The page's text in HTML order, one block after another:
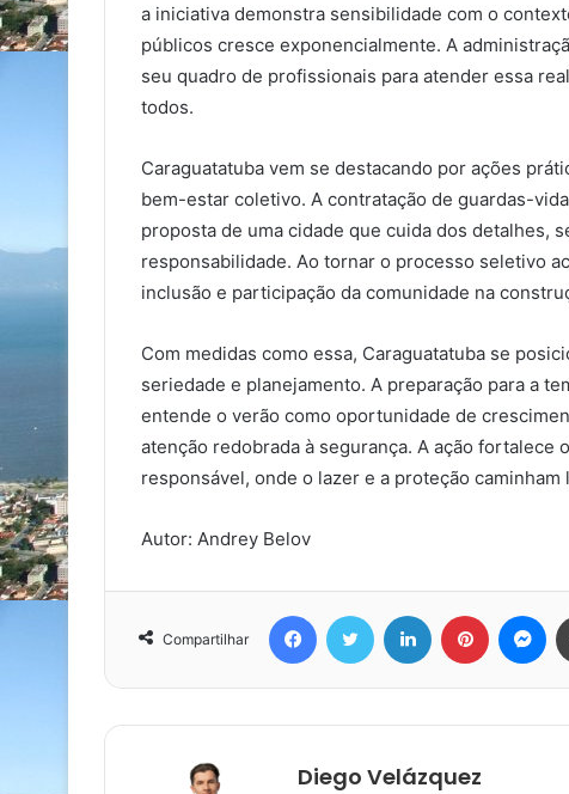
a iniciativa demonstra sensibilidade com o
públicos cresce exponencialmente. A
seu quadro de profissionais para atender essa
todos.
Caraguatatuba vem se destacando por ações
bem-estar coletivo. A contratação de guardas-
proposta de uma cidade que cuida dos detalhes,
responsabilidade. Ao tornar o processo seletivo
inclusão e participação da comunidade na
Com medidas como essa, Caraguatatuba se
seriedade e planejamento. A preparação para a
entende o verão como oportunidade de
atenção redobrada à segurança. A ação fortalece
responsável, onde o lazer e a proteção caminham
Autor: Andrey Belov
Compartilhar
FacebookTwitter Linkedin Pinterest
Diego Velázquez